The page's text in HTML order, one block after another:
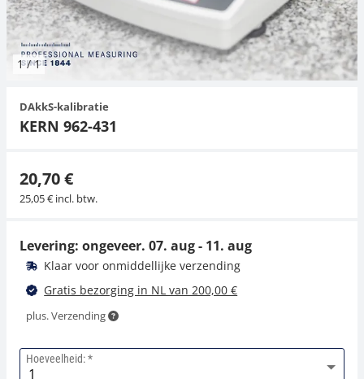
1/1
DAkkS-kalibratie
KERN 962-431
20,70 €
25,05 € incl. btw.
Levering: ongeveer. 07. aug - 11. aug
Klaar voor onmiddellijke verzending
Gratis bezorging in NL van 200,00 €
plus. Verzending
Hoeveelheid:
Hangende weegschalen
Orgelschalen
Spannings- en compressiebelastingcellen
Videomicroscopen
Toepassingen voor experts
Suiker
Newton-gewichten
Geluidsniveaumeter
Overig